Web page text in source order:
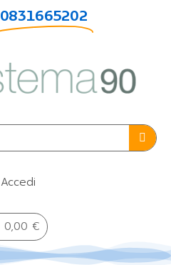
0831665202
Accedi
0,00 €